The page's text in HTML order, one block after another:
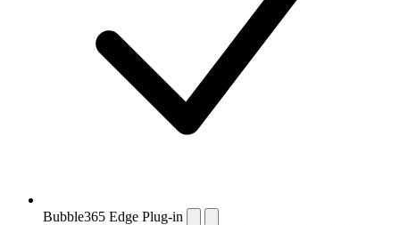
Bubble365 Edge Plug-in